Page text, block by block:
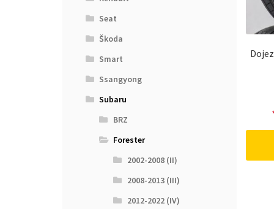
Seat
Škoda
Smart
Ssangyong
Subaru
BRZ
Forester
2002-2008 (II)
2008-2013 (III)
2012-2022 (IV)